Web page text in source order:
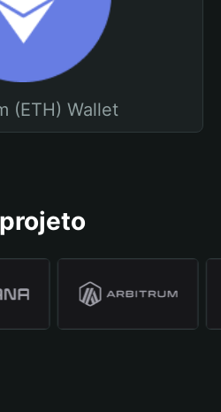
(ETH) Wallet